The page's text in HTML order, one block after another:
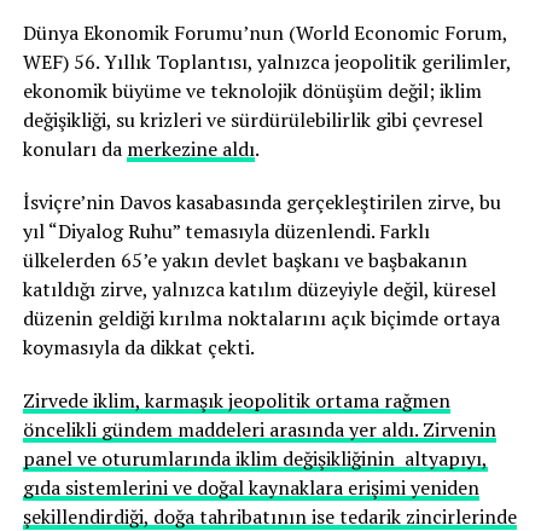
Dünya Ekonomik Forumu’nun (World Economic Forum,
WEF) 56. Yıllık Toplantısı, yalnızca jeopolitik gerilimler,
ekonomik büyüme ve teknolojik dönüşüm değil; iklim
değişikliği, su krizleri ve sürdürülebilirlik gibi çevresel
konuları da merkezine aldı.
İsviçre’nin Davos kasabasında gerçekleştirilen zirve, bu
yıl “Diyalog Ruhu” temasıyla düzenlendi. Farklı
ülkelerden 65’e yakın devlet başkanı ve başbakanın
katıldığı zirve, yalnızca katılım düzeyiyle değil, küresel
düzenin geldiği kırılma noktalarını açık biçimde ortaya
koymasıyla da dikkat çekti.
Zirvede iklim, karmaşık jeopolitik ortama rağmen
öncelikli gündem maddeleri arasında yer aldı. Zirvenin
panel ve oturumlarında iklim değişikliğinin altyapıyı,
gıda sistemlerini ve doğal kaynaklara erişimi yeniden
şekillendirdiği, doğa tahribatının ise tedarik zincirlerinde